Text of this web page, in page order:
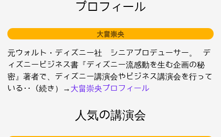
プロフィール
大畠崇央
元ウォルト・ディズニー社 シニアプロデューサー。 デ
ィズニービジネス書『ディズニー流感動を生む企画の秘
密』著者で、ディズニー講演会やビジネス講演会を行って
いる･･（続き）→ 大畠崇央プロフィール
人気の講演会